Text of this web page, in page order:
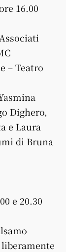
16.00
– Teatro
Dighero,
e Laura
di Bruna
e 20.30
liberamente